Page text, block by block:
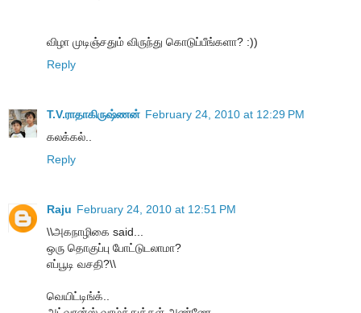
விழா முடிஞ்சதும் விருந்து கொடுப்பீங்களா? :))
Reply
T.V.ராதாகிருஷ்ணன் February 24, 2010 at 12:29 PM
கலக்கல்..
Reply
Raju February 24, 2010 at 12:51 PM
\\அகநாழிகை said...
ஒரு தொகுப்பு போட்டுடலாமா?
எப்பூடி வசதி?\\
வெயிட்டிங்க்..